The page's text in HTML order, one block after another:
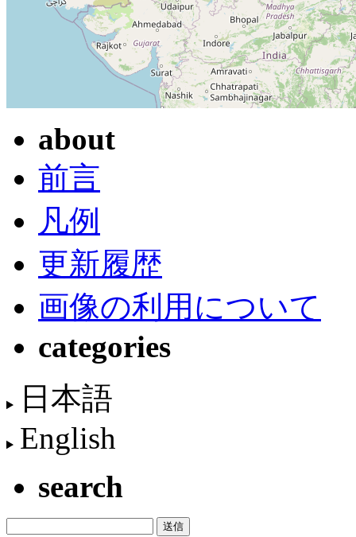
about
前言
凡例
更新履歴
画像の利用について
categories
日本語
English
search